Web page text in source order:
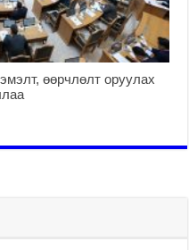
өөрчлөлт оруулах